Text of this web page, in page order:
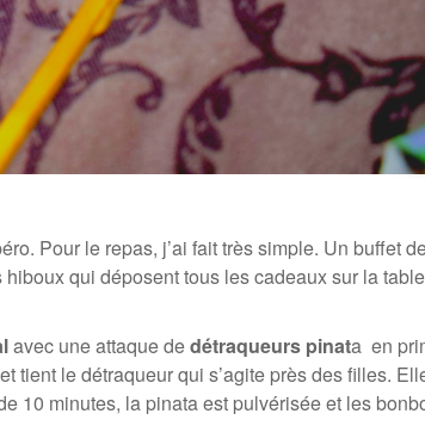
Pour le repas, j’ai fait très simple. Un buffet
qui déposent tous les cadeaux sur la
avec une attaque dedétraqueurs pinata en
tient le détraqueur qui s’agite près des filles.
10 minutes, la pinata est pulvérisée et les